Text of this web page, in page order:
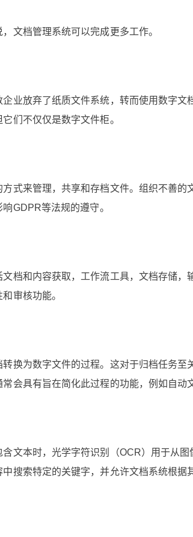
文档管理系统可以完成更多工作。
业放弃了纸质文件系统，转而使用数字文
们不仅仅是数字文件柜。
式来管理，共享和存档文件。组织不善的
GDPR等法规的遵守。
档和内容获取，工作流工具，文档存储，
审核功能。
换为数字文件的过程。这对于归档任务至
会具有旨在简化此过程的功能，例如自动
文本时，光学字符识别（OCR）用于从图
搜索特定的关键字，并允许文档系统根据